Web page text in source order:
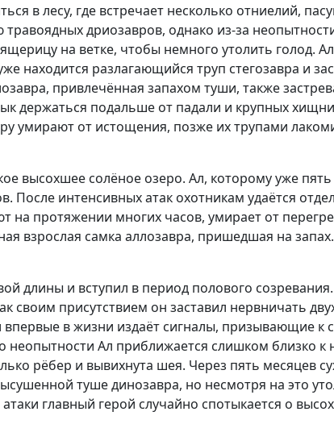
в лесу, где встречает несколько отниелий,
дриозавров, однако из-за
на ветке, чтобы немного утолить голод.
находится разлагающийся труп стегозавра и
привлечённая запахом туши, также
держаться подальше от падали и крупных
умирают от истощения, позже их трупами
высохшее солёное озеро. Ал, которому уже пять
интенсивных атак охотникам удаётся
на протяжении многих часов, умирает от
взрослая самка аллозавра, пришедшая на
длины и вступил в период полового
своим присутствием он заставил нервничать
в жизни издаёт сигналы, призывающие к
Ал приближается слишком близко к
рёбер и вывихнута шея. Через пять месяцев
туше динозавра, но несмотря на это
главный герой случайно спотыкается о